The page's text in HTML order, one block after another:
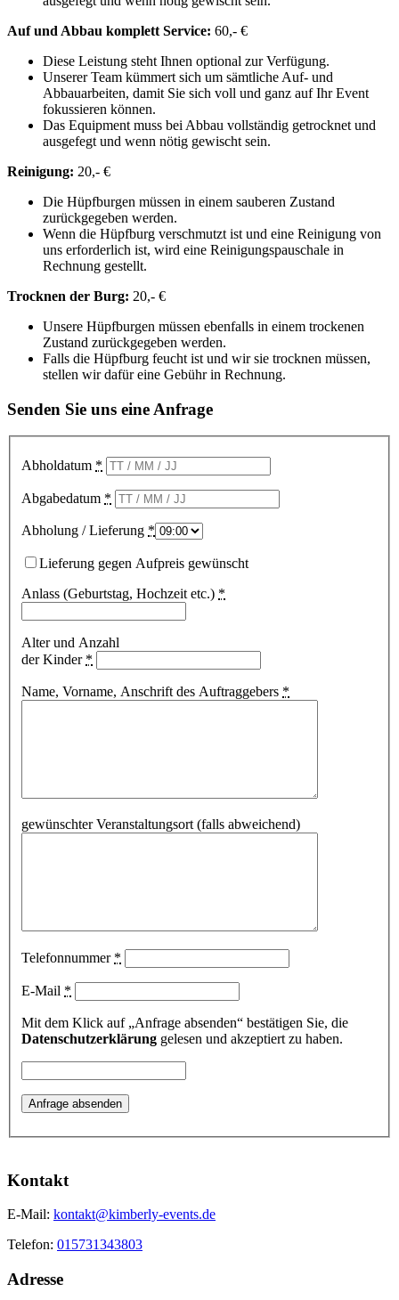
Auf und Abbau komplett Service: 60,- €
Diese Leistung steht Ihnen optional zur Verfügung.
Unserer Team kümmert sich um sämtliche Auf- und
Abbauarbeiten, damit Sie sich voll und ganz auf Ihr Event
fokussieren können.
Das Equipment muss bei Abbau vollständig getrocknet und
ausgefegt und wenn nötig gewischt sein.
Reinigung: 20,- €
Die Hüpfburgen müssen in einem sauberen Zustand
zurückgegeben werden.
Wenn die Hüpfburg verschmutzt ist und eine Reinigung von
uns erforderlich ist, wird eine Reinigungspauschale in
Rechnung gestellt.
Trocknen der Burg: 20,- €
Unsere Hüpfburgen müssen ebenfalls in einem trockenen
Zustand zurückgegeben werden.
Falls die Hüpfburg feucht ist und wir sie trocknen müssen,
stellen wir dafür eine Gebühr in Rechnung.
Senden Sie uns eine Anfrage
Abholdatum *
Abgabedatum *
Abholung / Lieferung *
Lieferung gegen Aufpreis gewünscht
Anlass (Geburtstag, Hochzeit etc.) *
Alter und Anzahl
der Kinder *
Name, Vorname, Anschrift des Auftraggebers *
gewünschter Veranstaltungsort (falls abweichend)
Telefonnummer *
E-Mail *
Mit dem Klick auf „Anfrage absenden“ bestätigen Sie, die
Datenschutzerklärung gelesen und akzeptiert zu haben.
Kontakt
E-Mail: kontakt@kimberly-events.de
Telefon: 015731343803
Adresse